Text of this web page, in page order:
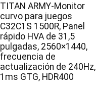
TITAN ARMY-Monitor
curvo para juegos
C32C1S 1500R, Panel
rápido HVA de 31,5
pulgadas, 2560×1440,
frecuencia de
actualización de 240Hz,
1ms GTG, HDR400